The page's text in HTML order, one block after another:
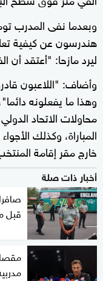
وبعدما نفى المدرب
هندرسون عن كيفية
ليرد مازحا: "أعتقد أن
وأضاف: "اللاعبون
وهذا ما يفعلونه
محاولات الاتحاد
المباراة، وكذلك
خارج مقر إقامة
أخبار ذات صلة
قبل